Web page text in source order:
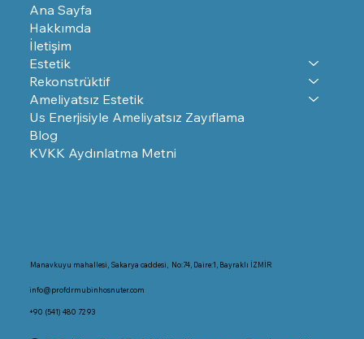
Ana Sayfa
Hakkımda
İletişim
Estetik
Rekonstrüktif
Ameliyatsız Estetik
Us Enerjisiyle Ameliyatsız Zayıflama
Blog
KVKK Aydınlatma Metni
Manavkuyu mahallesi, Sakarya caddesi, No:74, Daire:1, Bayraklı İZMİR
info@profdrmubinhosnuter.com
+90 (541) 480 72 93